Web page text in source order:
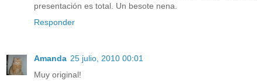
presentación es total. Un besote nena.
Responder
Amanda 25 julio, 2010 00:01
Muy original!